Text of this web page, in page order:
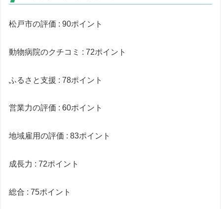
松戸市の評価 : 90ポイント
動物病院のクチコミ : 72ポイント
ふるさと支援 : 78ポイント
営業力の評価 : 60ポイント
地域雇用の評価 : 83ポイント
成長力 : 72ポイント
総合 : 75ポイント